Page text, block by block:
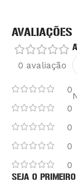
AVALIAÇÕES
0 avaliação
0
0
0
0
0
SEJA O